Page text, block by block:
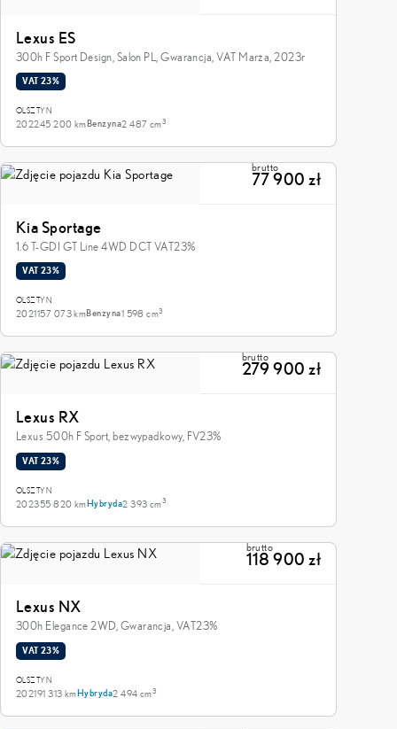
Lexus ES
300h F Sport Design, Salon PL, Gwarancja, VAT Marża, 2023r
VAT 23%
OLSZTYN
202245 200 km Benzyna2 487 cm3
Kia Sportage
1.6 T-GDI GT Line 4WD DCT VAT23%
VAT 23%
OLSZTYN
2021157 073 kmBenzyna1 598 cm3
brutto
77 900 zł
Lexus RX
Lexus 500h F Sport, bezwypadkowy, FV23%
VAT 23%
OLSZTYN
202355 820 km Hybryda2 393 cm3
brutto
279 900 zł
Lexus NX
300h Elegance 2WD, Gwarancja, VAT23%
VAT 23%
OLSZTYN
202191 313 km Hybryda2 494 cm3
brutto
118 900 zł